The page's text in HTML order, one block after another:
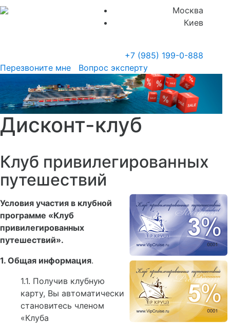
Москва
Киев
+7 (985) 199-0-888
Перезвоните мне
Вопрос эксперту
Дисконт-клуб
Клуб привилегированных
путешествий
Условия участия в клубной
программе «Клуб
привилегированных
путешествий».
1. Общая информация.
1.1. Получив клубную
карту, Вы автоматически
становитесь членом
«Клуба